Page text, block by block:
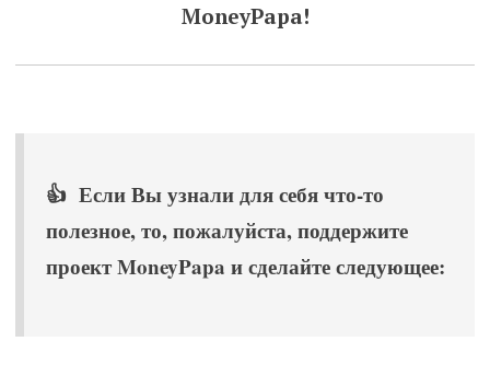
MoneyPapa!
👍 Если Вы узнали для себя что-то
полезное, то, пожалуйста, поддержите
проект MoneyPapa и сделайте следующее: